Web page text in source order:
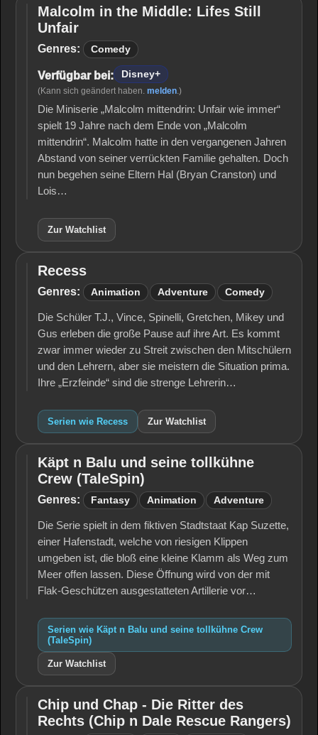
Malcolm
in the
Middle:
Lifes
Still
Unfair
Malcolm in the Middle: Lifes Still
Unfair
Genres: Comedy
Verfügbar bei: Disney+
(Kann sich geändert haben. melden.)
Die Miniserie „Malcolm mittendrin: Unfair wie immer“
spielt 19 Jahre nach dem Ende von „Malcolm
mittendrin“. Malcolm hatte in den vergangenen Jahren
Abstand von seiner verrückten Familie gehalten. Doch
nun begehen seine Eltern Hal (Bryan Cranston) und
Lois…
Zur Watchlist
Recess
Recess
Genres: Animation Adventure Comedy
Die Schüler T.J., Vince, Spinelli, Gretchen, Mikey und
Gus erleben die große Pause auf ihre Art. Es kommt
zwar immer wieder zu Streit zwischen den Mitschülern
und den Lehrern, aber sie meistern die Situation prima.
Ihre „Erzfeinde“ sind die strenge Lehrerin…
Serien wie Recess Zur Watchlist
Käpt n
Balu und
tollkühne
Crew
(TaleSpin)
Käpt n Balu und seine tollkühne
Crew (TaleSpin)
Genres: Fantasy Animation Adventure
Die Serie spielt in dem fiktiven Stadtstaat Kap Suzette,
einer Hafenstadt, welche von riesigen Klippen
umgeben ist, die bloß eine kleine Klamm als Weg zum
Meer offen lassen. Diese Öffnung wird von der mit
Flak-Geschützen ausgestatteten Artillerie vor…
Serien wie Käpt n Balu und seine tollkühne Crew
(TaleSpin)
Zur Watchlist
Chip und
Chap -
Chip und Chap - Die Ritter des
Rechts (Chip n Dale Rescue Rangers)